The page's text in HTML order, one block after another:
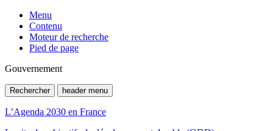
Menu
Contenu
Moteur de recherche
Pied de page
Gouvernement
Rechercher header menu
L’Agenda 2030 en France